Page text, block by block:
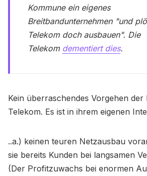
Kommune ein eigenes
Breitbandunternehmen "und
Telekom doch ausbauen". Die
Telekom dementiert dies.
Kein überraschendes Vorgehen der
Telekom. Es ist in ihrem eigenen
..a.) keinen teuren Netzausbau
sie bereits Kunden bei langsamen
(Der Profitzuwachs bei enormen